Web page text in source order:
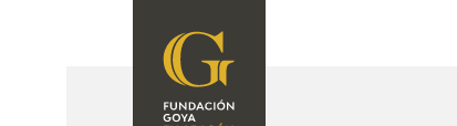
FOUNDATION